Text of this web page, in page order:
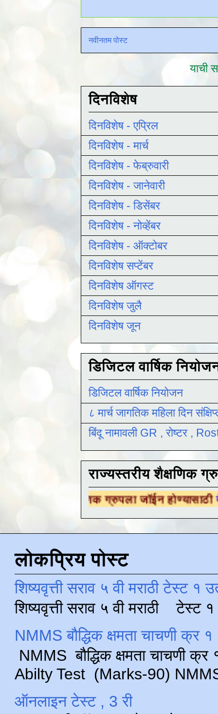
नवीनतम पोस्ट
याची
दिनविशेष
दिनविशेष - एप्रिल
दिनविशेष - मार्च
दिनविशेष - फेब्रुवारी
दिनविशेष - जानेवारी
दिनविशेष - डिसेंबर
दिनविशेष - नोव्हेंबर
दिनविशेष - ऑक्टोबर
दिनविशेष सप्टेंबर
दिनविशेष ऑगस्ट
दिनविशेष जुलै
दिनविशेष जून
डिजिटल वार्षिक
डिजिटल वार्षिक नियोजन
८ मार्च जागतिक महिला दिन
बिंदू नामावली GR , रोष्टर ,
राज्यस्तरीय शैक्षणिक
ग्रुपला जॉईन होण्यासाठीयेथे क्लिक करा
लोकप्रिय पोस्ट
शिष्यवृत्ती सराव ५ वी मराठी टेस्ट १
शिष्यवृत्ती सराव ५ वी मराठी टेस्ट
NMMS बौद्धिक क्षमता चाचणी क्र
NMMS बौद्धिक क्षमता चाचणी
Abilty Test (Marks-90) NMMS
ऑनलाइन टेस्ट , 3 री